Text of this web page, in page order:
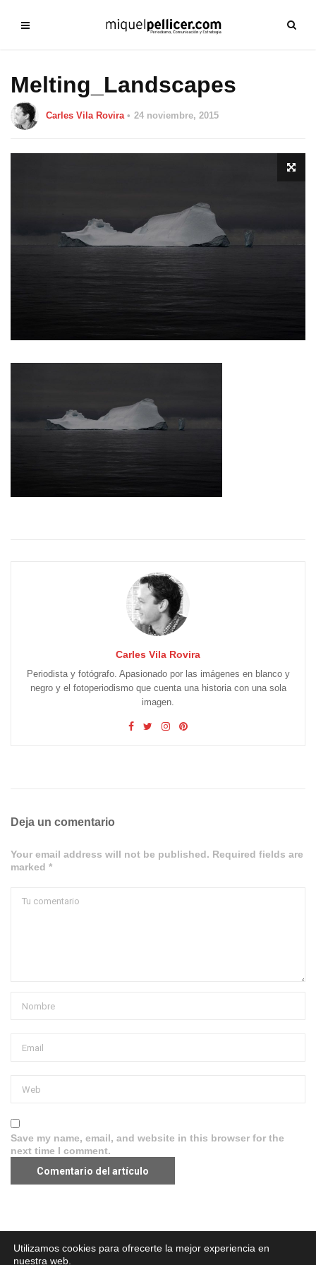
Melting_Landscapes
Carles Vila Rovira 24 noviembre, 2015
Carles Vila Rovira
Periodista y fotógrafo. Apasionado por las imágenes en blanco y
negro y el fotoperiodismo que cuenta una historia con una sola
imagen.
Deja un comentario
Your email address will not be published. Required fields are
marked *
Save my name, email, and website in this browser for the
next time I comment.
Aviso legal·Política de Privacidad·Política de Cookies
Utilizamos cookies para ofrecerte la mejor experiencia en
nuestra web.